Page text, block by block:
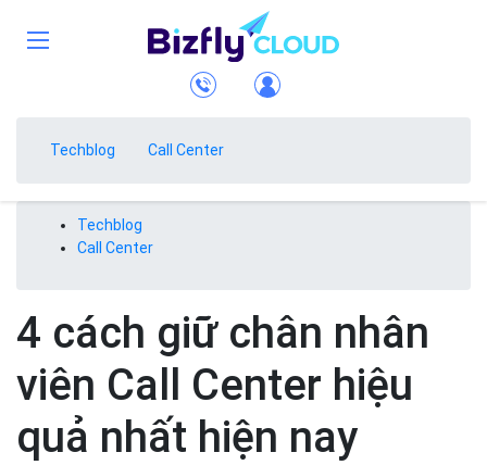
Techblog Call Center
Techblog
Call Center
4 cách giữ chân nhân
viên Call Center hiệu
quả nhất hiện nay